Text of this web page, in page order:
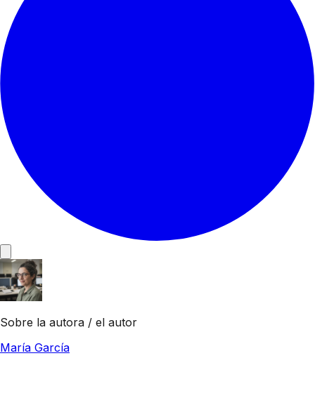
Sobre la autora / el autor
María García